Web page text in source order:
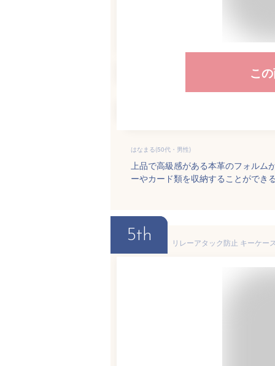
こ
はなまる(50代・男性)
上品で高級感がある本革のフォル
ーやカード類を収納することができ
5th